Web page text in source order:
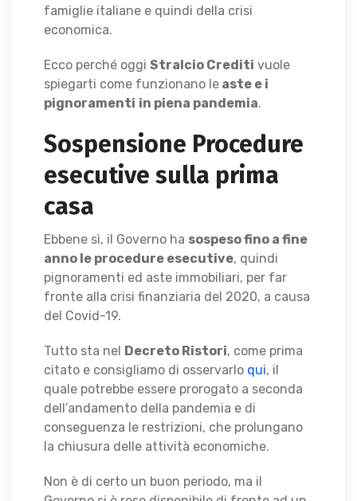
famiglie italiane e quindi della crisi
economica.
Ecco perché oggi Stralcio Crediti vuole
spiegarti come funzionano le aste e i
pignoramenti in piena pandemia.
Sospensione Procedure
esecutive sulla prima
casa
Ebbene sì, il Governo ha sospeso fino a fine
anno le procedure esecutive, quindi
pignoramenti ed aste immobiliari, per far
fronte alla crisi finanziaria del 2020, a causa
del Covid-19.
Tutto sta nel Decreto Ristori, come prima
citato e consigliamo di osservarlo qui, il
quale potrebbe essere prorogato a seconda
dell’andamento della pandemia e di
conseguenza le restrizioni, che prolungano
la chiusura delle attività economiche.
Non è di certo un buon periodo, ma il